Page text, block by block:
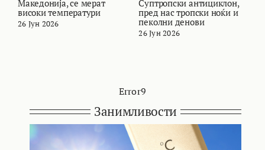
Македонија, се мерат
високи температури
26 Јун 2026
Суптропски антициклон,
пред нас тропски ноќи и
пеколни денови
26 Јун 2026
Error9
Занимливости